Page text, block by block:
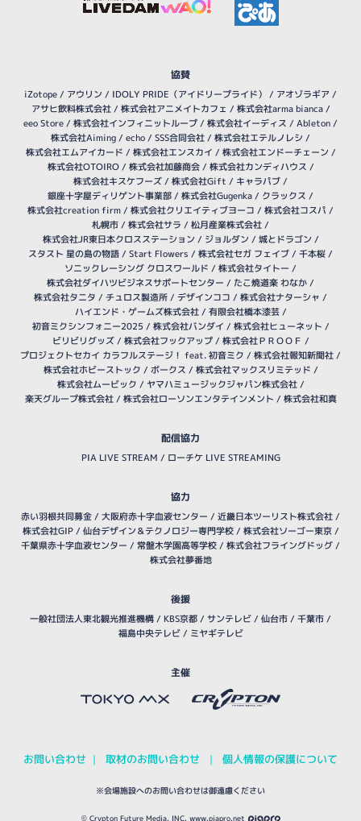
協賛
iZotope/ アウリン / IDOLY PRIDE（アイドリープライド） / アオゾラギア /
アサヒ飲料株式会社/ 株式会社アニメイトカフェ / 株式会社arma bianca/
eeo Store/ 株式会社インフィニットループ/ 株式会社イーディス / Ableton/
株式会社Aiming/ echo/ SSS合同会社/ 株式会社エテルノレシ /
株式会社エムアイカード / 株式会社エンスカイ / 株式会社エンドーチェーン /
株式会社OTOIRO/ 株式会社加藤商会/ 株式会社カンディハウス /
株式会社キスケフーズ/ 株式会社Gift / キャラパブ/
銀座十字屋ディリゲント事業部/ 株式会社Gugenka/ クラックス /
株式会社creation firm/ 株式会社クリエイティブヨーコ / 株式会社コスパ /
札幌市/ 株式会社サラ / 松月産業株式会社/
株式会社JR東日本クロスステーション / ジョルダン / 城とドラゴン /
スタスト 星の島の物語/ Start Flowers / 株式会社セガ フェイブ/ 千本桜/
ソニックレーシング クロスワールド / 株式会社タイトー /
株式会社ダイハツビジネスサポートセンター / たこ焼道楽 わなか/
株式会社タニタ / チュロス製造所/ デザインココ / 株式会社ナターシャ /
ハイエンド・ゲームズ株式会社/ 有限会社橋本漆芸/
初音ミクシンフォニー2025 / 株式会社バンダイ / 株式会社ヒューネット /
ビリビリグッズ/ 株式会社フックアップ/ 株式会社ＰＲＯＯＦ /
プロジェクトセカイ カラフルステージ！ feat. 初音ミク / 株式会社報知新聞社/
株式会社ホビーストック / ボークス / 株式会社マックスリミテッド /
株式会社ムービック / ヤマハミュージックジャパン株式会社/
楽天グループ株式会社/ 株式会社ローソンエンタテインメント / 株式会社和真
配信協力
PIA LIVE STREAM / ローチケ LIVE STREAMING
協力
赤い羽根共同募金 / 大阪府赤十字血液センター / 近畿日本ツーリスト株式会社/
株式会社GIP/ 仙台デザイン＆テクノロジー専門学校/ 株式会社ソーゴー東京/
千葉県赤十字血液センター / 常盤木学園高等学校/ 株式会社フライングドッグ/
株式会社夢番地
後援
一般社団法人東北観光推進機構/ KBS京都/ サンテレビ/ 仙台市/ 千葉市/
福島中央テレビ/ ミヤギテレビ
主催
お問い合わせ ｜ 取材のお問い合わせ ｜ 個人情報の保護について
※会場施設へのお問い合わせは御遠慮ください
© Crypton Future Media, INC. www.piapro.net